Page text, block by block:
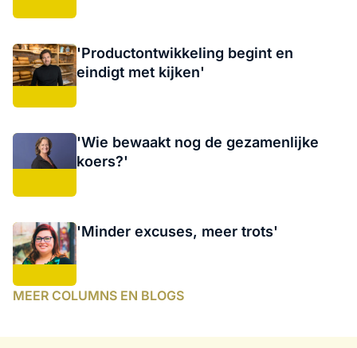
'Productontwikkeling begint en
eindigt met kijken'
'Wie bewaakt nog de gezamenlijke
koers?'
'Minder excuses, meer trots'
MEER COLUMNS EN BLOGS